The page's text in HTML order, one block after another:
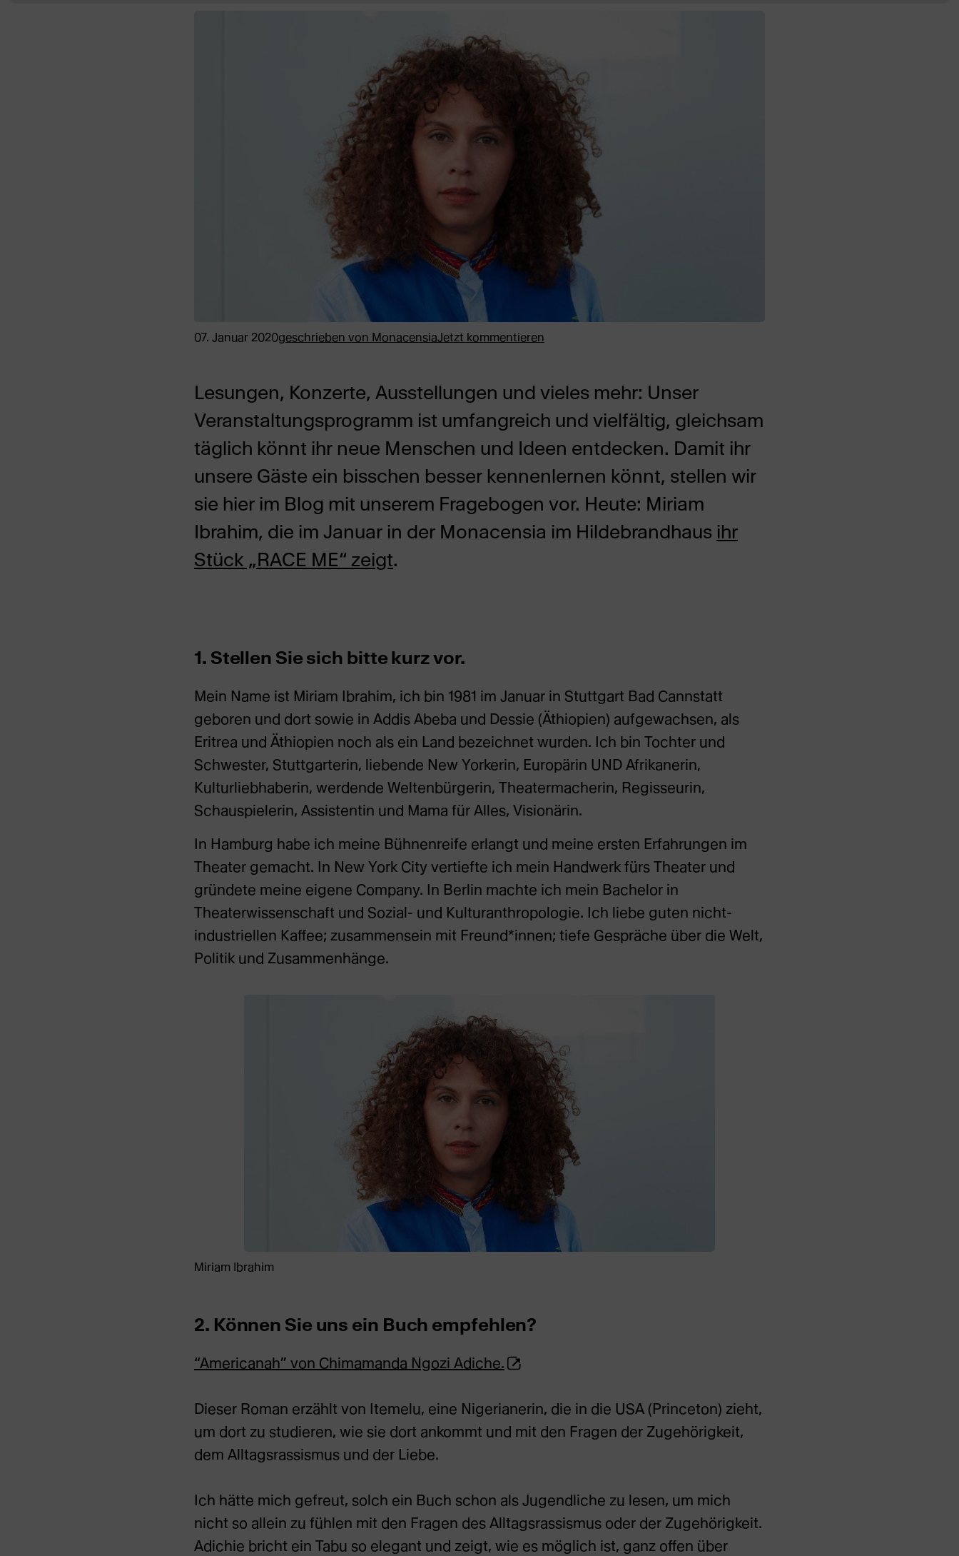
07. Januar 2020geschrieben von MonacensiaJetzt kommentieren
Lesungen, Konzerte, Ausstellungen und vieles mehr: Unser
Veranstaltungsprogramm ist umfangreich und vielfältig, gleichsam
täglich könnt ihr neue Menschen und Ideen entdecken. Damit ihr
unsere Gäste ein bisschen besser kennenlernen könnt, stellen wir
sie hier im Blog mit unserem Fragebogen vor. Heute: Miriam
Ibrahim, die im Januar in der Monacensia im Hildebrandhaus ihr
Stück „RACE ME“ zeigt.
1. Stellen Sie sich bitte kurz vor.
Mein Name ist Miriam Ibrahim, ich bin 1981 im Januar in Stuttgart Bad Cannstatt
geboren und dort sowie in Addis Abeba und Dessie (Äthiopien) aufgewachsen, als
Eritrea und Äthiopien noch als ein Land bezeichnet wurden. Ich bin Tochter und
Schwester, Stuttgarterin, liebende New Yorkerin, Europärin UND Afrikanerin,
Kulturliebhaberin, werdende Weltenbürgerin, Theatermacherin, Regisseurin,
Schauspielerin, Assistentin und Mama für Alles, Visionärin.
In Hamburg habe ich meine Bühnenreife erlangt und meine ersten Erfahrungen im
Theater gemacht. In New York City vertiefte ich mein Handwerk fürs Theater und
gründete meine eigene Company. In Berlin machte ich mein Bachelor in
Theaterwissenschaft und Sozial- und Kulturanthropologie. Ich liebe guten nicht-
industriellen Kaffee; zusammensein mit Freund*innen; tiefe Gespräche über die Welt,
Politik und Zusammenhänge.
Miriam Ibrahim
2. Können Sie uns ein Buch empfehlen?
“Americanah” von Chimamanda Ngozi Adiche. (Öffnet
Webseite
in
Dieser Roman erzählt von Itemelu, eine Nigerianerin, die in die USA (Princeton) zieht,
um dort zu studieren, wie sie dort ankommt und mit den Fragen der Zugehörigkeit,
dem Alltagsrassismus und der Liebe.
Ich hätte mich gefreut, solch ein Buch schon als Jugendliche zu lesen, um mich
nicht so allein zu fühlen mit den Fragen des Alltagsrassismus oder der Zugehörigkeit.
Adichie bricht ein Tabu so elegant und zeigt, wie es möglich ist, ganz offen über